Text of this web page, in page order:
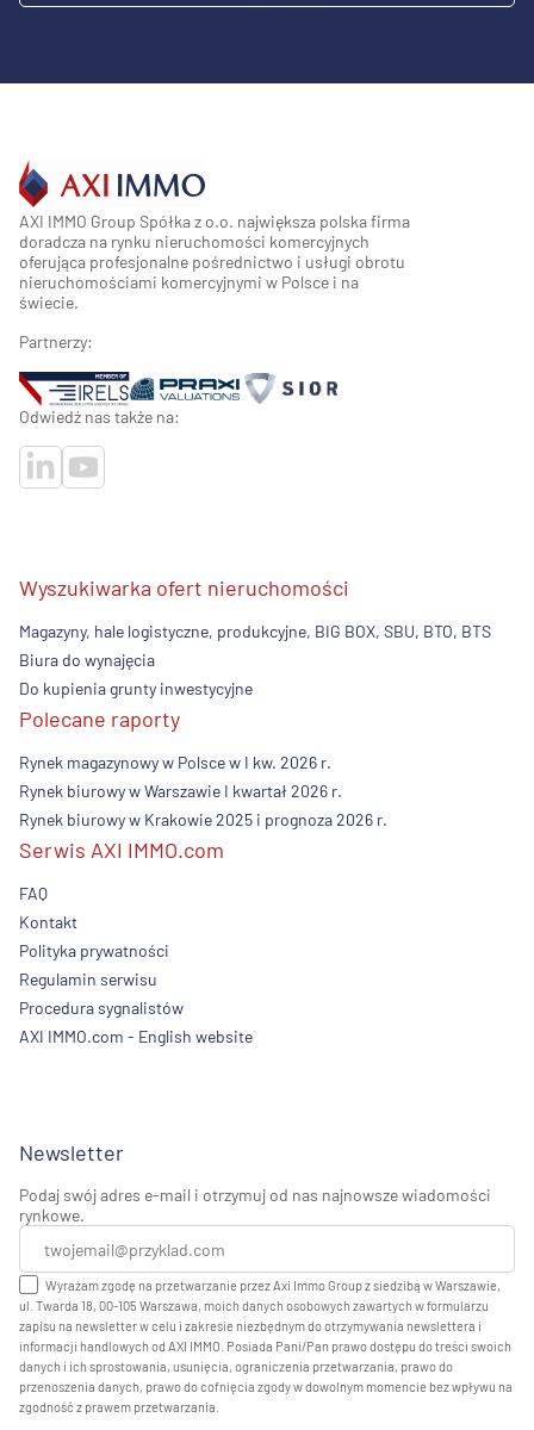
AXI IMMO Group Spółka z o.o. największa polska firma
doradcza na rynku nieruchomości komercyjnych
oferująca profesjonalne pośrednictwo i usługi obrotu
nieruchomościami komercyjnymi w Polsce i na
świecie.
Partnerzy:
Odwiedź nas także na:
Wyszukiwarka ofert nieruchomości
Magazyny, hale logistyczne, produkcyjne, BIG BOX, SBU, BTO, BTS
Biura do wynajęcia
Do kupienia grunty inwestycyjne
Polecane raporty
Rynek magazynowy w Polsce w I kw. 2026 r.
Rynek biurowy w Warszawie I kwartał 2026 r.
Rynek biurowy w Krakowie 2025 i prognoza 2026 r.
Serwis AXI IMMO.com
FAQ
Kontakt
Polityka prywatności
Regulamin serwisu
Procedura sygnalistów
AXI IMMO.com - English website
Newsletter
Podaj swój adres e-mail i otrzymuj od nas najnowsze wiadomości
rynkowe.
Wyrażam zgodę na przetwarzanie przez Axi Immo Group z siedzibą w Warszawie,
ul. Twarda 18, 00-105 Warszawa, moich danych osobowych zawartych w formularzu
zapisu na newsletter w celu i zakresie niezbędnym do otrzymywania newslettera i
informacji handlowych od AXI IMMO. Posiada Pani/Pan prawo dostępu do treści swoich
danych i ich sprostowania, usunięcia, ograniczenia przetwarzania, prawo do
przenoszenia danych, prawo do cofnięcia zgody w dowolnym momencie bez wpływu na
zgodność z prawem przetwarzania.